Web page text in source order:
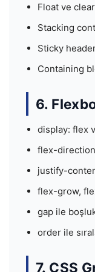
Float ve
Stacking
Sticky
Containing
6.
display: flex
flex-
justify-
flex-grow,
gap ile
order ile
7. CSS